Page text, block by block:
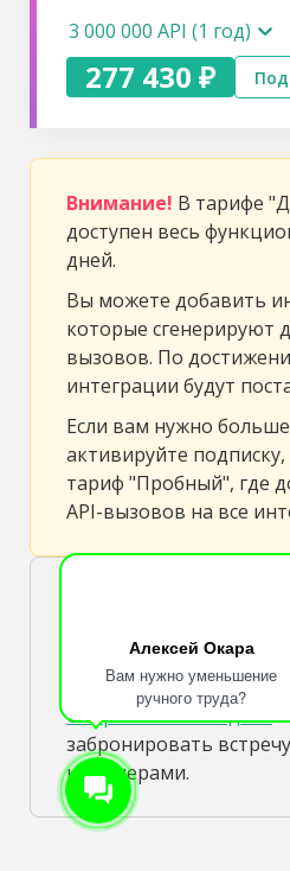
Алексей Окара
Вам нужно уменьшение
ручного труда?
3 000 000 API (1 год)
277 430 ₽
Внимание! В тарифе
доступен весь
дней.
Вы можете добавить
которые сгенерируют
вызовов. По
интеграции будут
Если вам нужно
активируйте
тариф "Пробный", где
API-вызовов на все
оптимизировать
компании, но вы не
сделать с помощью
Отправьте нам идею
забронировать
инженерами.